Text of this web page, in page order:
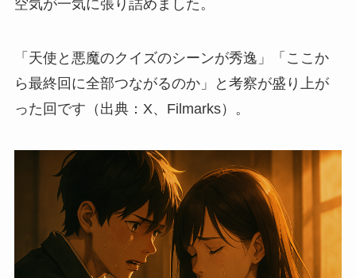
空気が一気に張り詰めました。
「天使と悪魔のクイズのシーンが秀逸」「ここか
ら最終回に全部つながるのか」と考察が盛り上が
った回です（出典：X、Filmarks）。